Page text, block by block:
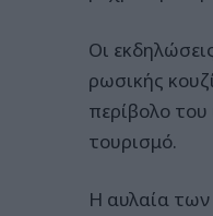
Οι
ρωσικής
περίβολο του
τουρισμό.
Η αυλαία